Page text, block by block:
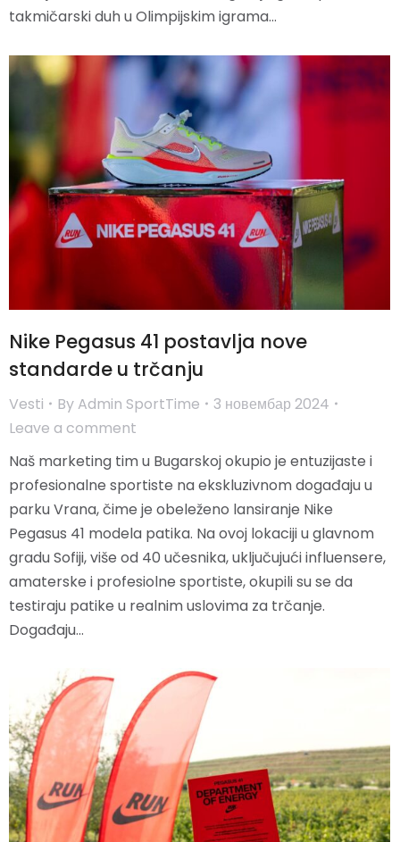
takmičarski duh u Olimpijskim igrama…
Nike Pegasus 41 postavlja nove
standarde u trčanju
Vesti By Admin SportTime
3 новембар 2024
Leave a comment
Naš marketing tim u Bugarskoj okupio je entuzijaste i
profesionalne sportiste na ekskluzivnom događaju u
parku Vrana, čime je obeleženo lansiranje Nike
Pegasus 41 modela patika. Na ovoj lokaciji u glavnom
gradu Sofiji, više od 40 učesnika, uključujući influensere,
amaterske i profesiolne sportiste, okupili su se da
testiraju patike u realnim uslovima za trčanje.
Događaju…